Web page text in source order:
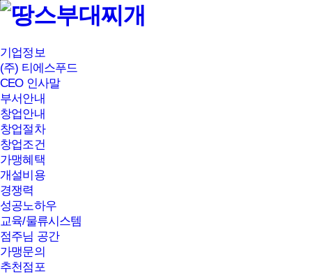
본문바로가기
기업정보
(주) 티에스푸드
CEO 인사말
부서안내
창업안내
창업절차
창업조건
가맹혜택
개설비용
경쟁력
성공노하우
교육/물류시스템
점주님 공간
가맹문의
추천점포